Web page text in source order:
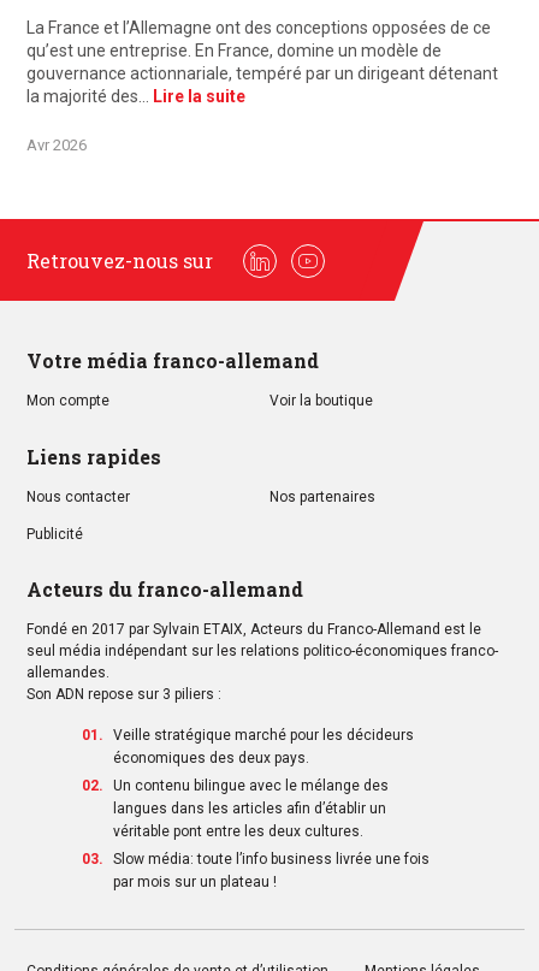
La France et l’Allemagne ont des conceptions opposées de ce
qu’est une entreprise. En France, domine un modèle de
gouvernance actionnariale, tempéré par un dirigeant détenant
la majorité des…
Lire la suite
Avr 2026
Retrouvez-nous sur
LinkedinYoutube
Votre média franco-allemand
Mon compte Voir la boutique
Liens rapides
Nous contacter Nos partenaires
Publicité
Acteurs du franco-allemand
Fondé en 2017 par Sylvain ETAIX, Acteurs du Franco-Allemand est le
seul média indépendant sur les relations politico-économiques franco-
allemandes.
Son ADN repose sur 3 piliers :
Veille stratégique marché pour les décideurs
économiques des deux pays.
Un contenu bilingue avec le mélange des
langues dans les articles afin d’établir un
véritable pont entre les deux cultures.
Slow média: toute l’info business livrée une fois
par mois sur un plateau !